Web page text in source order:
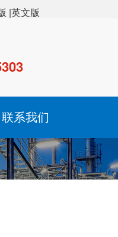
|英文版
联系我们